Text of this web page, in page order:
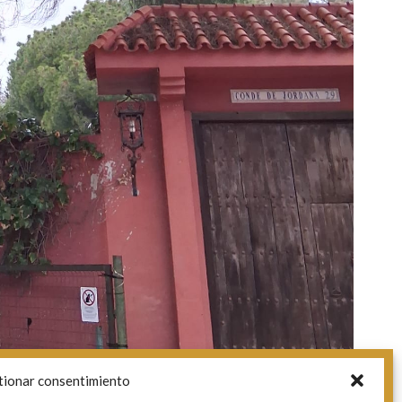
consentimiento